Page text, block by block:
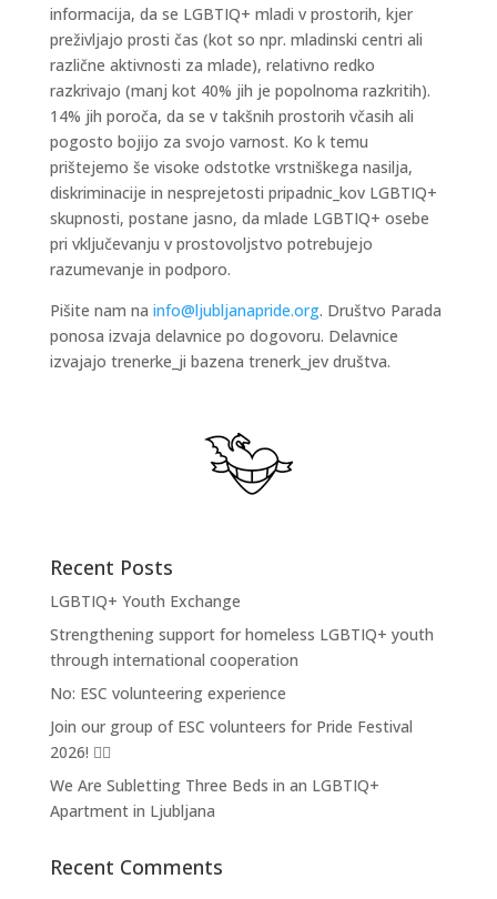
informacija, da se LGBTIQ+ mladi v prostorih, kjer
preživljajo prosti čas (kot so npr. mladinski centri ali
različne aktivnosti za mlade), relativno redko
razkrivajo (manj kot 40% jih je popolnoma razkritih).
14% jih poroča, da se v takšnih prostorih včasih ali
pogosto bojijo za svojo varnost. Ko k temu
prištejemo še visoke odstotke vrstniškega nasilja,
diskriminacije in nesprejetosti pripadnic_kov LGBTIQ+
skupnosti, postane jasno, da mlade LGBTIQ+ osebe
pri vključevanju v prostovoljstvo potrebujejo
razumevanje in podporo.
Pišite nam na info@ljubljanapride.org. Društvo Parada
ponosa izvaja delavnice po dogovoru. Delavnice
izvajajo trenerke_ji bazena trenerk_jev društva.
Recent Posts
LGBTIQ+ Youth Exchange
Strengthening support for homeless LGBTIQ+ youth
through international cooperation
No: ESC volunteering experience
Join our group of ESC volunteers for Pride Festival
2026! 🏳️‍🌈
We Are Subletting Three Beds in an LGBTIQ+
Apartment in Ljubljana
Recent Comments